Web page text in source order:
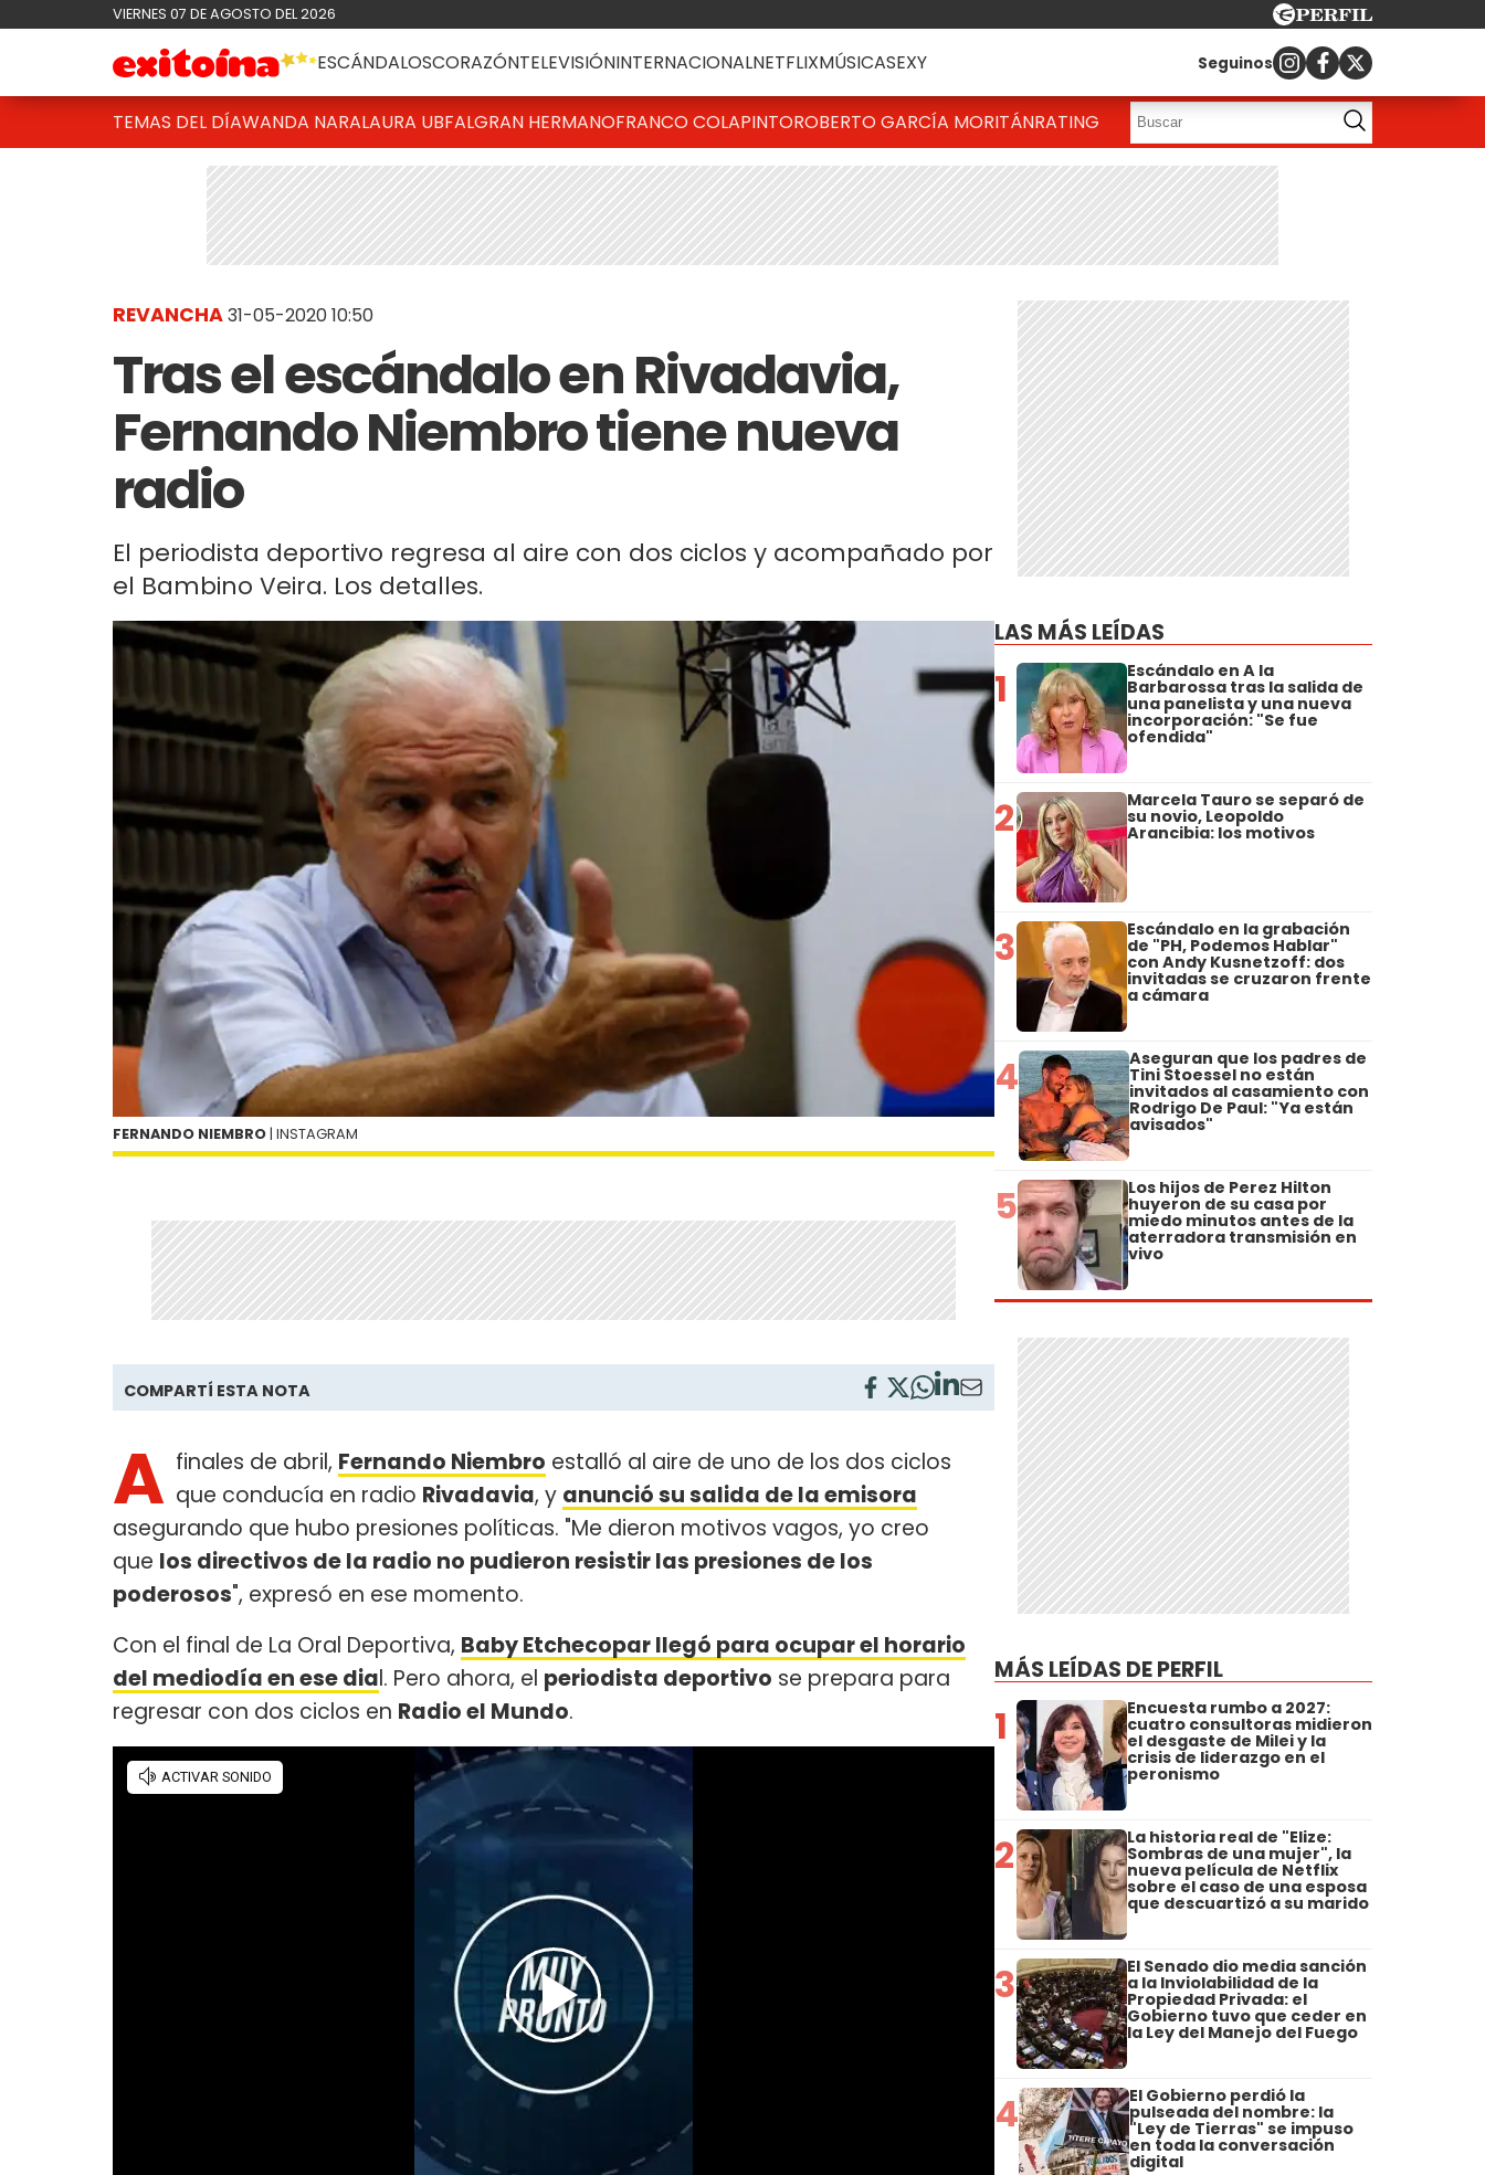
VIERNES 07 DE AGOSTO DEL 2026
ESCÁNDALOSCORAZÓNTELEVISIÓNINTERNACIONALNETFLIXMÚSICASEXY Seguinos
TEMAS DEL DÍAWANDA NARALAURA UBFALGRAN HERMANOFRANCO COLAPINTOROBERTO GARCÍA MORITÁNRATING
REVANCHA31-05-2020 10:50
Tras el escándalo en Rivadavia,
Fernando Niembro tiene nueva
radio
El periodista deportivo regresa al aire con dos ciclos y acompañado por
el Bambino Veira. Los detalles.
FERNANDO NIEMBRO | INSTAGRAM
COMPARTÍ ESTA NOTA
A finales de abril, Fernando Niembro estalló al aire de uno de los dos ciclos
que conducía en radio Rivadavia, y anunció su salida de la emisora
asegurando que hubo presiones políticas. "Me dieron motivos vagos, yo creo
que los directivos de la radio no pudieron resistir las presiones de los
poderosos", expresó en ese momento.
Con el final de La Oral Deportiva, Baby Etchecopar llegó para ocupar el horario
del mediodía en ese dial. Pero ahora, el periodista deportivo se prepara para
regresar con dos ciclos en Radio el Mundo.
LAS MÁS LEÍDAS
1 Escándalo en A la
Barbarossa tras la salida de
una panelista y una nueva
incorporación: "Se fue
ofendida"
2 Marcela Tauro se separó de
su novio, Leopoldo
Arancibia: los motivos
3 Escándalo en la grabación
de "PH, Podemos Hablar"
con Andy Kusnetzoff: dos
invitadas se cruzaron frente
a cámara
4 Aseguran que los padres de
Tini Stoessel no están
invitados al casamiento con
Rodrigo De Paul: "Ya están
avisados"
5 Los hijos de Perez Hilton
huyeron de su casa por
miedo minutos antes de la
aterradora transmisión en
vivo
MÁS LEÍDAS DE PERFIL
1 Encuesta rumbo a 2027:
cuatro consultoras midieron
el desgaste de Milei y la
crisis de liderazgo en el
peronismo
2 La historia real de "Elize:
Sombras de una mujer", la
nueva película de Netflix
sobre el caso de una esposa
que descuartizó a su marido
3 El Senado dio media sanción
a la Inviolabilidad de la
Propiedad Privada: el
Gobierno tuvo que ceder en
la Ley del Manejo del Fuego
4 El Gobierno perdió la
pulseada del nombre: la
"Ley de Tierras" se impuso
en toda la conversación
digital